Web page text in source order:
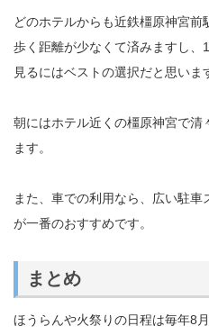
どのホテルからも近鉄橿原神宮
歩く距離が少なくて済みますし、
見るにはベストの選択だと思いま
朝にはホテル近くの橿原神宮で清
ます。
また、車での利用なら、広い駐
が一番のおすすめです。
まとめ
ほうらんや火祭りの日程は毎年8月